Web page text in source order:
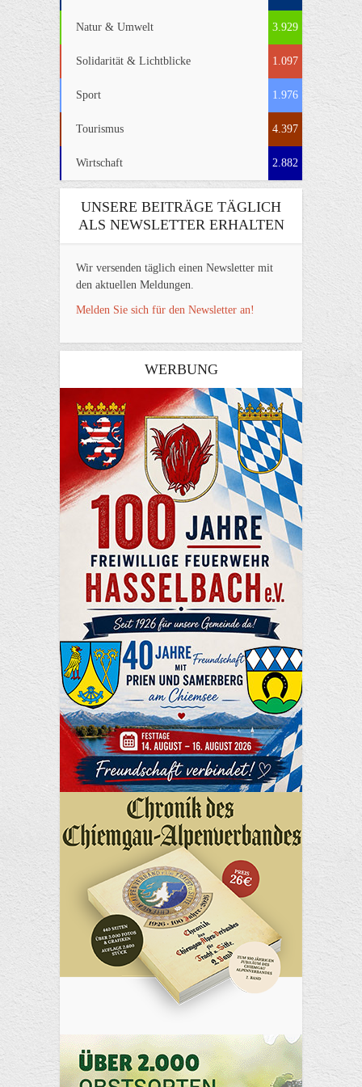
Natur & Umwelt 3.929
Solidarität & Lichtblicke 1.097
Sport 1.976
Tourismus 4.397
Wirtschaft 2.882
UNSERE BEITRÄGE TÄGLICH
ALS NEWSLETTER ERHALTEN
Wir versenden täglich einen Newsletter mit
den aktuellen Meldungen.
Melden Sie sich für den Newsletter an!
WERBUNG